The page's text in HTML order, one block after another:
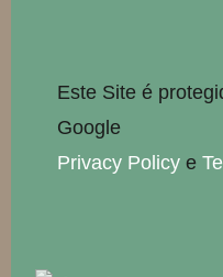
Este Site é
Google
Privacy Policy e